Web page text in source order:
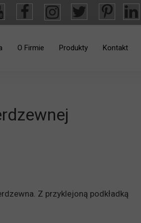
O Firmie Produkty Kontakt
Z przyklejoną podkładką